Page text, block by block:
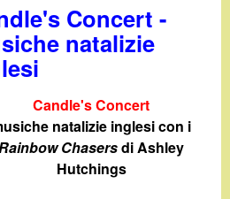
Concert -
natalizie
Candle's Concert
natalizie inglesi con i
Chasersdi Ashley
Hutchings